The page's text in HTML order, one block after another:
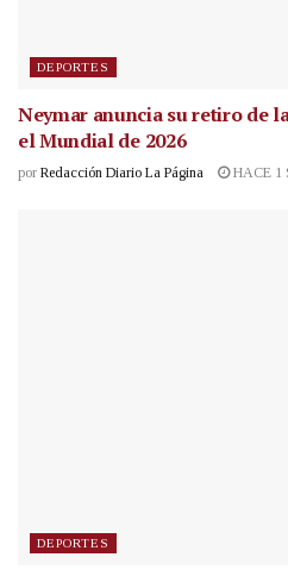
DEPORTES
Neymar anuncia su retiro de
el Mundial de 2026
por Redacción Diario La Página HACE 1
DEPORTES